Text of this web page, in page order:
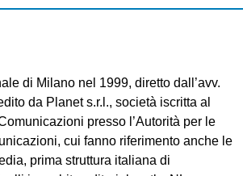
di Milano nel 1999, diretto dall’avv.
da Planet s.r.l., società iscritta al
presso l’Autorità per le
cui fanno riferimento anche le
prima struttura italiana di